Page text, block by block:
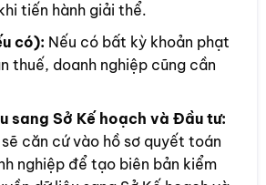
tiến hành giải thể.
có): Nếu có bất kỳ khoản phạt
thuế, doanh nghiệp cũng cần
sang Sở Kế hoạch và Đầu tư:
căn cứ vào hồ sơ quyết toán
nghiệp để tạo biên bản kiểm